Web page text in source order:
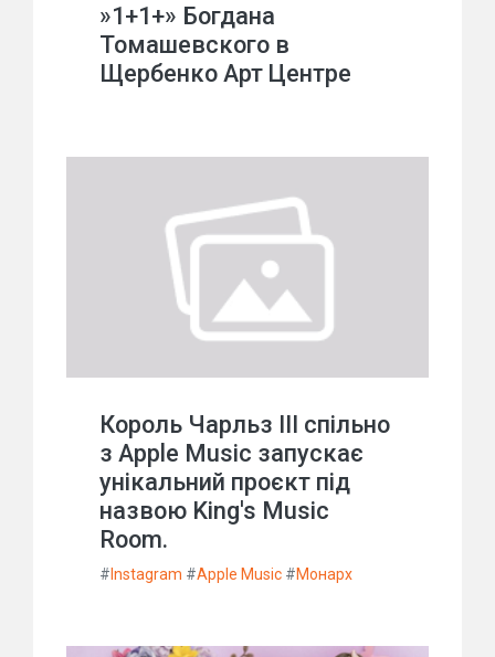
»1+1+» Богдана
Томашевского в
Щербенко Арт Центре
Король Чарльз III спільно
з Apple Music запускає
унікальний проєкт під
назвою King's Music
Room.
# Instagram #Apple Music #Монарх